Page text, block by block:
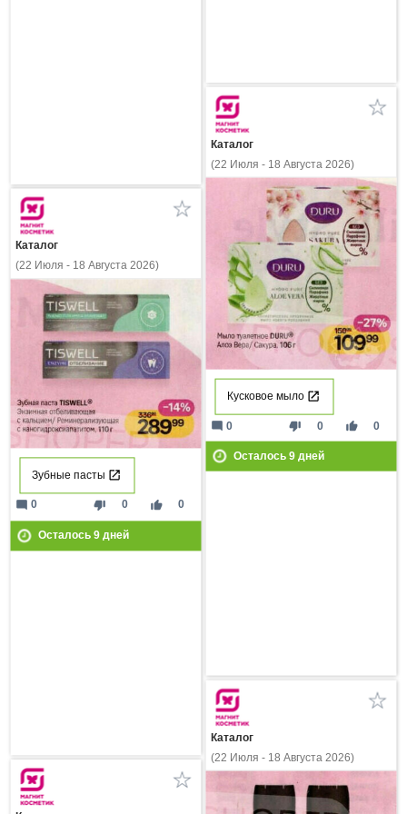
Каталог
(22 Июля - 18 Августа 2026)
Кусковое мыло
thumb_down 0 thumb_up 0
mode_comment 0
Осталось 9дней
Каталог
(22 Июля - 18 Августа 2026)
Зубные пасты
thumb_down 0 thumb_up 0
mode_comment 0
Осталось 9дней
Каталог
(22 Июля - 18 Августа 2026)